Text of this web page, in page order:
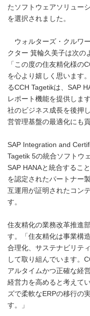
たソフトウェアソリュー
を選択されました。
ウォルターズ・クルワ
クター 箕輪久美子は次の
「この度の住友精化様の
を心より嬉しく思います
るCCH Tagetikは、SAP
レポート機能を提供しま
社のビジネス成長を後押
営管理基盤の最適化にも
SAP Integration and
Tagetik 5の統合ソフトウ
SAP HANAと統合するこ
を認定されたパートナー
互運用が証明されたコン
す。
住友精化の業務改革推進
す。「住友精化は事業構
合理化、サステナビリテ
して取り組んでいます。
アルタイムかつ正確な経
経営力を高めると考えて
ズで柔軟なERPの移行の
す。」